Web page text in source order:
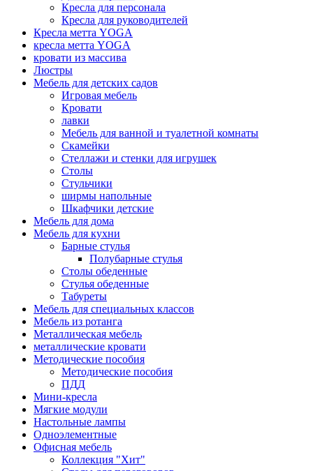
Кресла для персонала
Кресла для руководителей
Кресла метта YOGA
кресла метта YOGA
кровати из массива
Люстры
Мебель для детских садов
Игровая мебель
Кровати
лавки
Мебель для ванной и туалетной комнаты
Скамейки
Стеллажи и стенки для игрушек
Столы
Стульчики
ширмы напольные
Шкафчики детские
Мебель для дома
Мебель для кухни
Барные стулья
Полубарные стулья
Столы обеденные
Стулья обеденные
Табуреты
Мебель для специальных классов
Мебель из ротанга
Металлическая мебель
металлические кровати
Методические пособия
Методические пособия
ПДД
Мини-кресла
Мягкие модули
Настольные лампы
Одноэлементные
Офисная мебель
Коллекция "Хит"